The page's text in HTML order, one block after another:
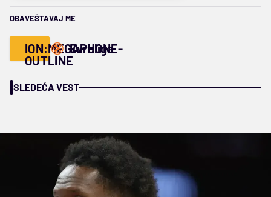
OBAVEŠTAVAJ ME
ION:MEGAPHONE-
OUTLINE
Evroliga
SLEDEĆA VEST